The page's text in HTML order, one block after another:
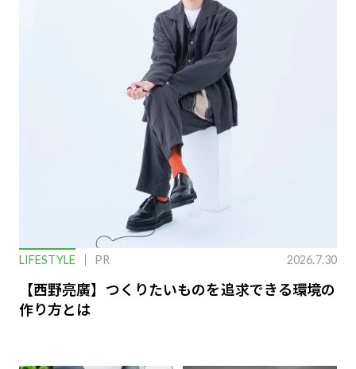
LIFESTYLE PR 2026.7.30
【西野亮廣】つくりたいものを追求できる環境の
作り方とは